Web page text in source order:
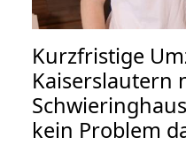
Kurzfristige
Kaiserslautern
kein Problem